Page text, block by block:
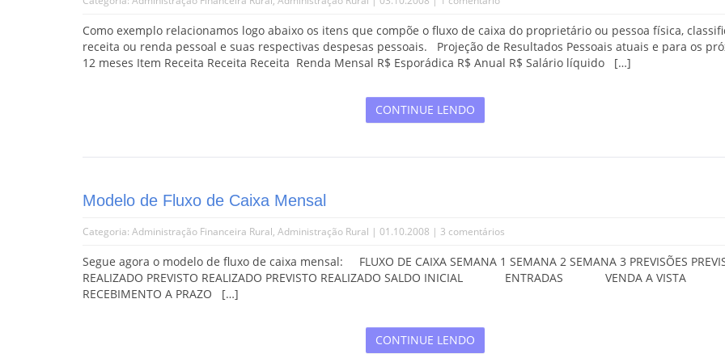
Como exemplo relacionamos logo abaixo os itens que compõe o fluxo de caixa do proprietário ou pessoa física,
receita ou renda pessoal e suas respectivas despesas pessoais. Projeção de Resultados Pessoais atuais e para os
12 meses Item Receita Receita Receita Renda Mensal R$ Esporádica R$ Anual R$ Salário líquido […]
CONTINUE LENDO
Modelo de Fluxo de Caixa Mensal
Categoria: Administração Financeira Rural, Administração Rural | 01.10.2008 | 3 comentários
Segue agora o modelo de fluxo de caixa mensal: FLUXO DE CAIXA SEMANA 1 SEMANA 2 SEMANA 3 PREVISÕES
REALIZADO PREVISTO REALIZADO PREVISTO REALIZADO SALDO INICIAL ENTRADAS VENDA A VISTA
RECEBIMENTO A PRAZO […]
CONTINUE LENDO